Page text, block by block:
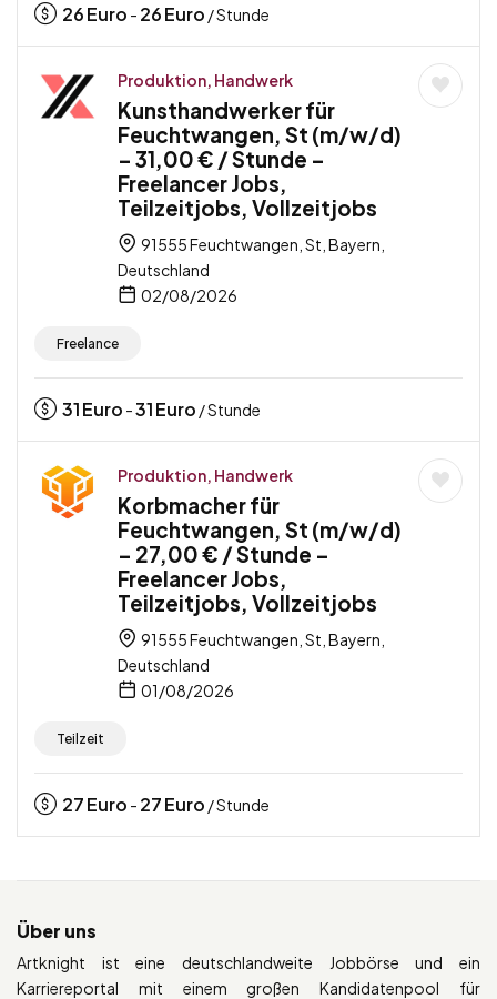
26Euro - 26Euro / Stunde
Produktion, Handwerk
Kunsthandwerker für
Feuchtwangen, St (m/w/d)
– 31,00 € / Stunde –
Freelancer Jobs,
Teilzeitjobs, Vollzeitjobs
91555 Feuchtwangen, St, Bayern,
Deutschland
02/08/2026
Freelance
31Euro -31Euro / Stunde
Produktion, Handwerk
Korbmacher für
Feuchtwangen, St (m/w/d)
– 27,00 € / Stunde –
Freelancer Jobs,
Teilzeitjobs, Vollzeitjobs
91555 Feuchtwangen, St, Bayern,
Deutschland
01/08/2026
Teilzeit
27Euro - 27Euro / Stunde
Über uns
Artknight ist eine deutschlandweite Jobbörse und ein
Karriereportal mit einem großen Kandidatenpool für